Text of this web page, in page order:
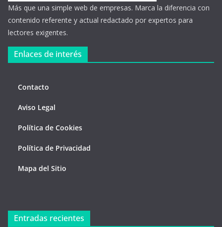
Más que una simple web de empresas. Marca la diferencia con
contenido referente y actual redactado por expertos para
lectores exigentes.
Enlaces de interés
Contacto
Aviso Legal
Política de Cookies
Política de Privacidad
Mapa del Sitio
Entradas recientes